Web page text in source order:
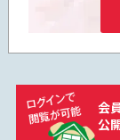
会
公